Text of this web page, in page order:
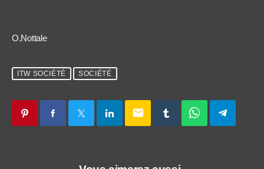
O.Nottale
ITW SOCIÉTÉ SOCIÉTÉ
email